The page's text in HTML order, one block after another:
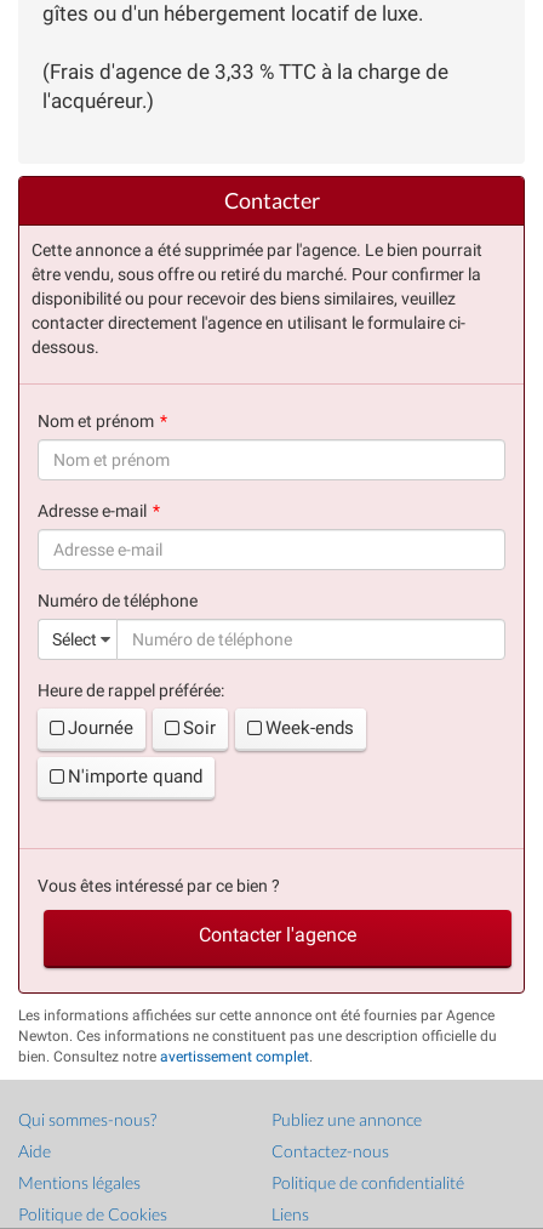
gîtes ou d'un hébergement locatif de luxe.
(Frais d'agence de 3,33 % TTC à la charge de
l'acquéreur.)
Contacter
Cette annonce a été supprimée par l'agence. Le bien pourrait
être vendu, sous offre ou retiré du marché. Pour confirmer la
disponibilité ou pour recevoir des biens similaires, veuillez
contacter directement l'agence en utilisant le formulaire ci-
dessous.
Nom et prénom
Adresse e-mail
Numéro de téléphone
Sélect
Heure de rappel préférée:
Journée Soir Week-ends
N'importe quand
Vous êtes intéressé par ce bien ?
Contacter l'agence
Les informations affichées sur cette annonce ont été fournies par Agence
Newton. Ces informations ne constituent pas une description officielle du
bien. Consultez notre avertissement complet
Qui sommes-nous?
Publiez une annonce
Aide
Contactez-nous
Mentions légales
Politique de confidentialité
Politique de Cookies
Liens